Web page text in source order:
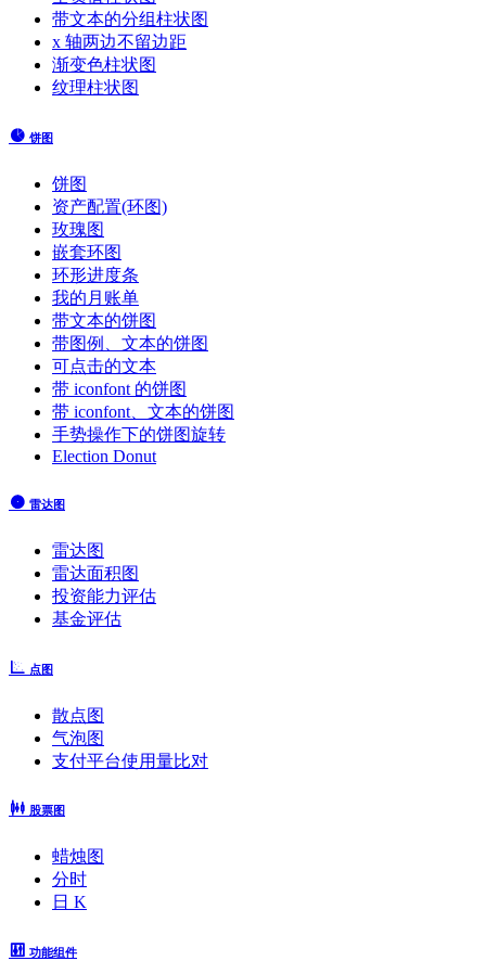
带文本的分组柱状图
x 轴两边不留边距
渐变色柱状图
纹理柱状图
饼图
饼图
资产配置(环图)
玫瑰图
嵌套环图
环形进度条
我的月账单
带文本的饼图
带图例、文本的饼图
可点击的文本
带 iconfont 的饼图
带 iconfont、文本的饼图
手势操作下的饼图旋转
Election Donut
雷达图
雷达图
雷达面积图
投资能力评估
基金评估
点图
散点图
气泡图
支付平台使用量比对
股票图
蜡烛图
分时
日 K
功能组件